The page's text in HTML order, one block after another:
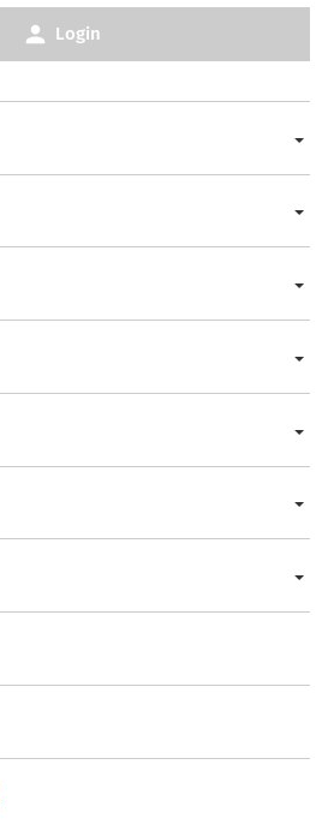
Login